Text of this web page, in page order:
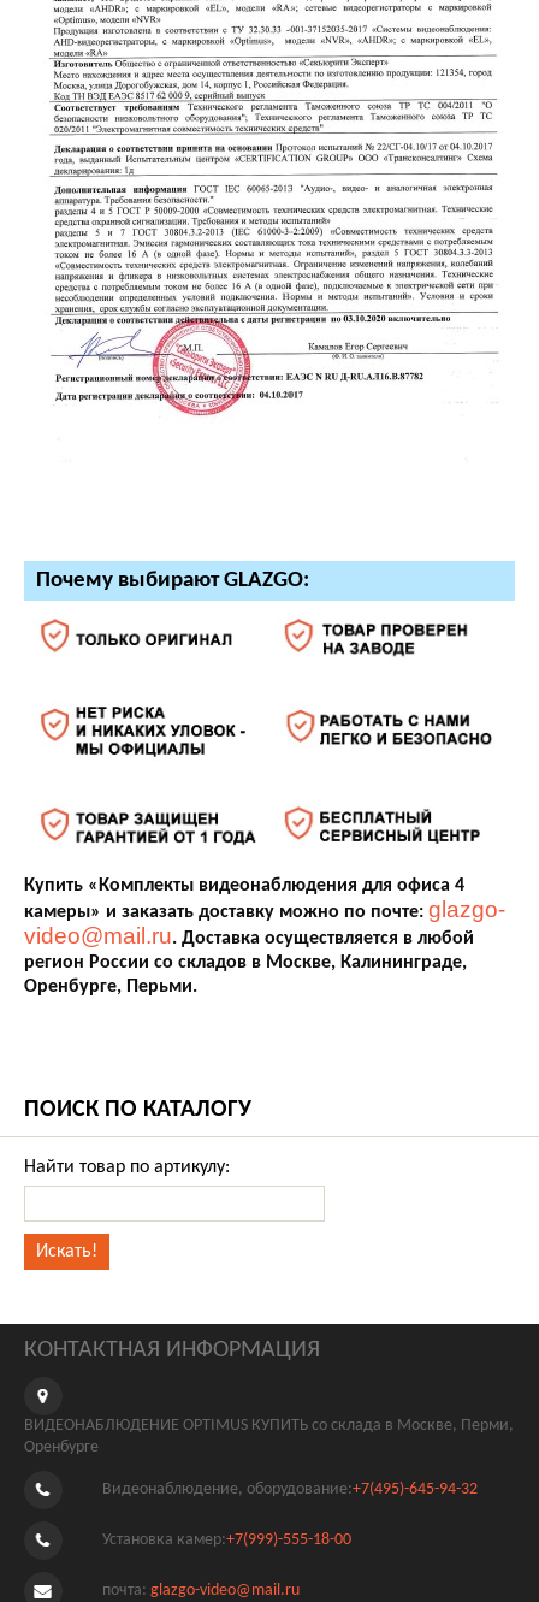
Почему выбирают GLAZGO:
Купить «Комплекты видеонаблюдения для офиса 4
камеры» и заказать доставку можно по почте: glazgo-
video@mail.ru. Доставка осуществляется в любой
регион России со складов в Москве, Калининграде,
Оренбурге, Перьми.
ПОИСК ПО КАТАЛОГУ
Найти товар по артикулу:
КОНТАКТНАЯ ИНФОРМАЦИЯ
ВИДЕОНАБЛЮДЕНИЕ OPTIMUS КУПИТЬ со склада в Москве, Перми,
Оренбурге
Видеонаблюдение, оборудование:+7(495)-645-94-32
Установка камер:+7(999)-555-18-00
почта: glazgo-video@mail.ru